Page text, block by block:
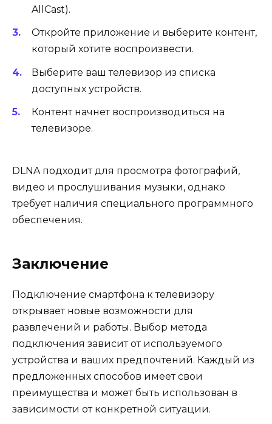
AllCast).
Откройте приложение и выберите контент,
который хотите воспроизвести.
Выберите ваш телевизор из списка
доступных устройств.
Контент начнет воспроизводиться на
телевизоре.
DLNA подходит для просмотра фотографий,
видео и прослушивания музыки, однако
требует наличия специального программного
обеспечения.
Заключение
Подключение смартфона к телевизору
открывает новые возможности для
развлечений и работы. Выбор метода
подключения зависит от используемого
устройства и ваших предпочтений. Каждый из
предложенных способов имеет свои
преимущества и может быть использован в
зависимости от конкретной ситуации.